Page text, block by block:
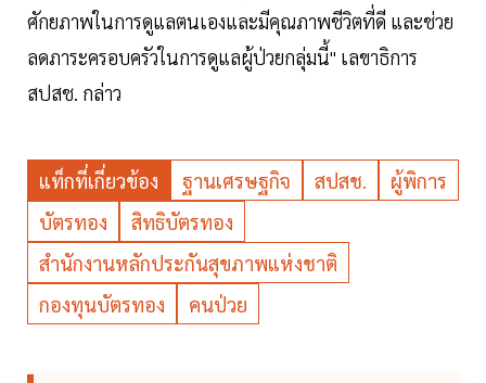
ศักยภาพในการดูแลตนเองและมีคุณภาพชีวิตที่ดี และช่วย
ลดภาระครอบครัวในการดูแลผู้ป่วยกลุ่มนี้" เลขาธิการ
สปสช. กล่าว
แท็กที่เกี่ยวข้อง ฐานเศรษฐกิจ สปสช.
ผู้พิการ
บัตรทอง
สิทธิบัตรทอง
สำนักงานหลักประกันสุขภาพแห่งชาติ
กองทุนบัตรทอง
คนป่วย